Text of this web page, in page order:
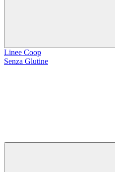
Linee Coop
Senza Glutine